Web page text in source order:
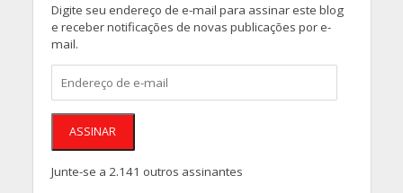
Digite seu endereço de e-mail para assinar este blog
e receber notificações de novas publicações por e-
mail.
de
e-
ASSINAR
Junte-se a 2.141 outros assinantes